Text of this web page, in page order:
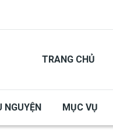
TRANG CHỦ
NGUYỆN MỤC VỤ